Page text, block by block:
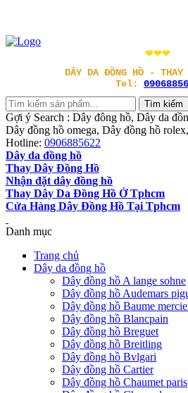
❤❤❤
DÂY DA ĐỒNG HỒ - THAY
Tel:
Gợi ý Search : Dây đông hồ, Dây da
Dây đồng hồ omega, Dây đồng hồ
Hotline: 0906885622
Dây da đồng hồ
Thay Dây Đồng Hồ
Nhận đặt dây đồng hồ
Thay Dây Da Đồng Hồ Ở Tphcm
Cửa Hàng Dây Đồng Hồ Tại Tphcm
Danh mục
Trang chủ
Dây da đồng hồ
Dây đồng hồ A lange sohne
Dây đồng hồ Audemars
Dây đồng hồ Baume
Dây đồng hồ Blancpain
Dây đồng hồ Breguet
Dây đồng hồ Breitling
Dây đồng hồ Bvlgari
Dây đồng hồ Cartier
Dây đồng hồ Chaumet paris